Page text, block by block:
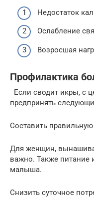
Недостаток
Ослабление
Возросшая
Профилактика
Если сводит икры, с
предпринять
Составить
Для женщин,
важно. Также питание
малыша.
Снизить суточное